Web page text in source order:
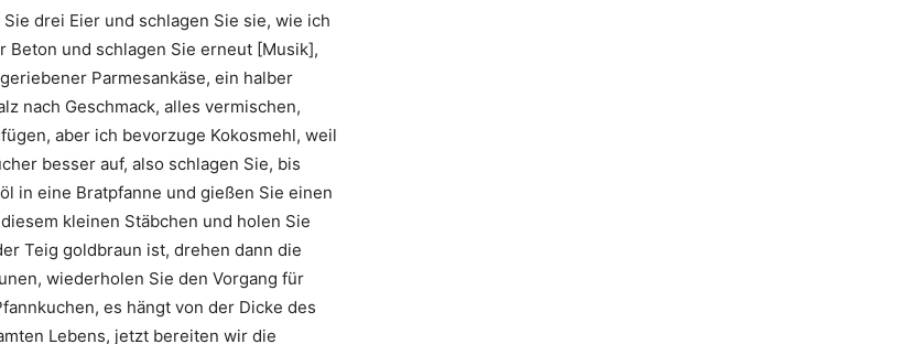
drei Eier und schlagen Sie sie, wie ich
Beton und schlagen Sie erneut [Musik],
Parmesankäse, ein halber
nach Geschmack, alles vermischen,
aber ich bevorzuge Kokosmehl, weil
besser auf, also schlagen Sie, bis
in eine Bratpfanne und gießen Sie einen
kleinen Stäbchen und holen Sie
Teig goldbraun ist, drehen dann die
wiederholen Sie den Vorgang für
es hängt von der Dicke des
Lebens, jetzt bereiten wir die